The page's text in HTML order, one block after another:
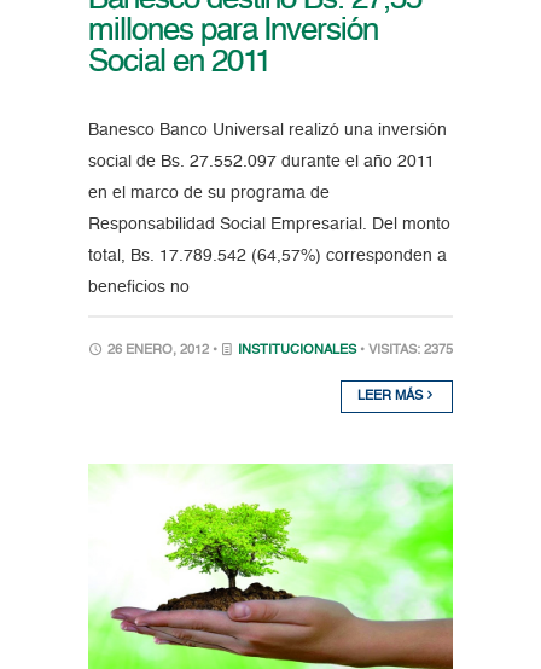
millones para Inversión
Social en 2011
Banesco Banco Universal realizó una inversión
social de Bs. 27.552.097 durante el año 2011
en el marco de su programa de
Responsabilidad Social Empresarial. Del monto
total, Bs. 17.789.542 (64,57%) corresponden a
beneficios no
26 ENERO, 2012 • INSTITUCIONALES • VISITAS: 2375
LEER MÁS